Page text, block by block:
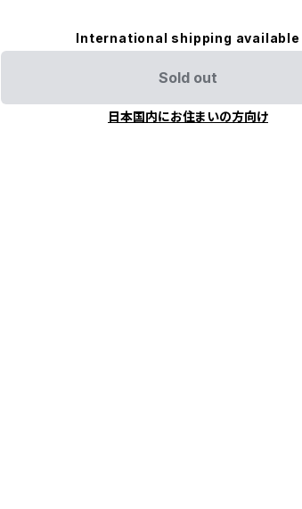
International shipping available
Sold out
日本国内にお住まいの方向け